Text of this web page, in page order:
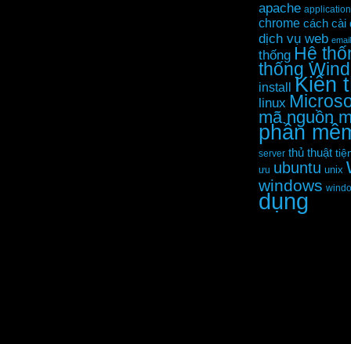
apache application
chrome cách cài
dịch vụ web email
thống Hệ
thống
install Kiến
linux
mã nguồn
phần
server thủ thuật
ưu ubuntu unix
windows
dụng